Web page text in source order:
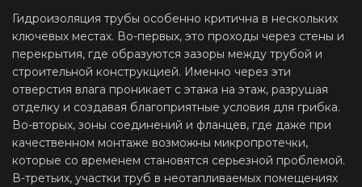
Гидроизоляция трубы особенно критична в нескольких
ключевых местах. Во-первых, это проходы через стены и
перекрытия, где образуются зазоры между трубой и
строительной конструкцией. Именно через эти
отверстия влага проникает с этажа на этаж, разрушая
отделку и создавая благоприятные условия для грибка.
Во-вторых, зоны соединений и фланцев, где даже при
качественном монтаже возможны микропротечки,
которые со временем становятся серьезной проблемой.
В-третьих, участки труб в неотапливаемых помещениях